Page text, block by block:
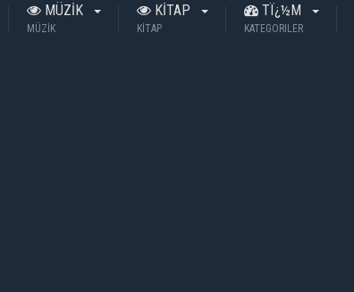
MÜZİK
MÜZİK
KİTAP
KİTAP
TÏ¿½M
KATEGORILER